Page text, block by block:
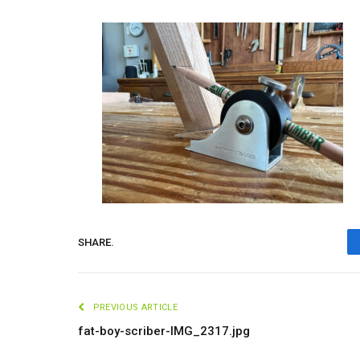
SHARE.
PREVIOUS ARTICLE
fat-boy-scriber-IMG_2317.jpg